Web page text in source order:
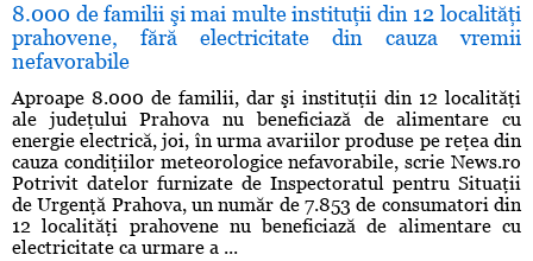
8.000 de familii şi mai multe instituţii din 12 localităţi
prahovene, fără electricitate din cauza vremii
nefavorabile
Aproape 8.000 de familii, dar şi instituţii din 12 localităţi
ale judeţului Prahova nu beneficiază de alimentare cu
energie electrică, joi, în urma avariilor produse pe reţea din
cauza condiţiilor meteorologice nefavorabile, scrie News.ro
Potrivit datelor furnizate de Inspectoratul pentru Situaţii
de Urgenţă Prahova, un număr de 7.853 de consumatori din
12 localităţi prahovene nu beneficiază de alimentare cu
electricitate ca urmare a ...